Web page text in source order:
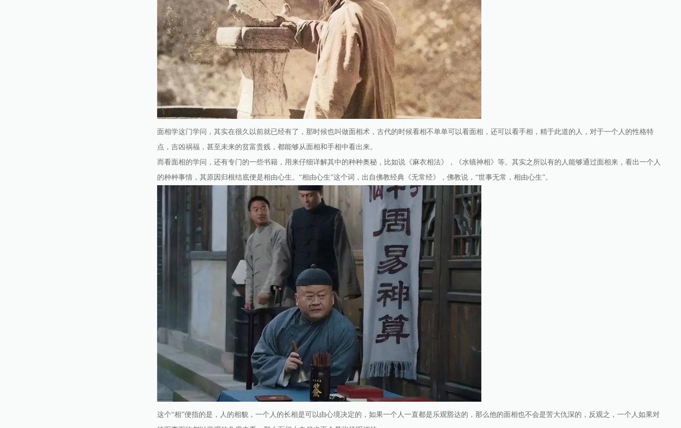
面相学这门学问，其实在很久以前就已经有了，那时候也叫做面相术，古代的时候看相不单单可以看面相，还可以看手相，精于此道的人，对于一个人的性格特
点，吉凶祸福，甚至未来的贫富贵贱，都能够从面相和手相中看出来。
而看面相的学问，还有专门的一些书籍，用来仔细详解其中的种种奥秘，比如说《麻衣相法》，《水镜神相》等。其实之所以有的人能够通过面相来，看出一个人
的种种事情，其原因归根结底便是相由心生。“相由心生”这个词，出自佛教经典《无常经》，佛教说，“世事无常，相由心生”。
这个“相”便指的是，人的相貌，一个人的长相是可以由心境决定的，如果一个人一直都是乐观豁达的，那么他的面相也不会是苦大仇深的，反观之，一个人如果对